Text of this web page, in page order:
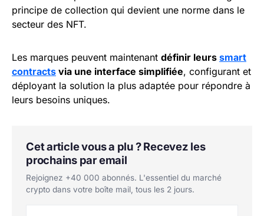
principe de collection qui devient une norme dans le
secteur des NFT.
Les marques peuvent maintenant définir leurs smart
contracts via une interface simplifiée, configurant et
déployant la solution la plus adaptée pour répondre à
leurs besoins uniques.
Cet article vous a plu ? Recevez les
prochains par email
Rejoignez +40 000 abonnés. L'essentiel du marché
crypto dans votre boîte mail, tous les 2 jours.